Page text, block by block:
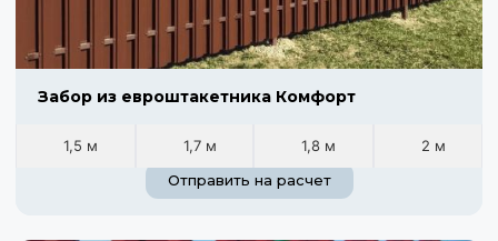
Забор из евроштакетника Комфорт
1,5 м 1,7 м 1,8 м
2 м
Отправить на расчет